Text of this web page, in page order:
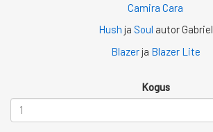
Camira Cara
Hush ja Soul autor Gabriel
Blazerja Blazer Lite
Kogus